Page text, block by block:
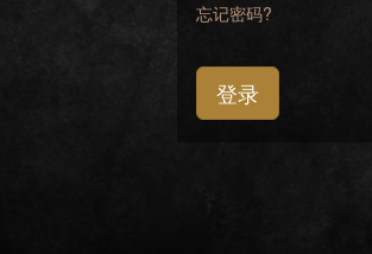
忘记密码?
登录